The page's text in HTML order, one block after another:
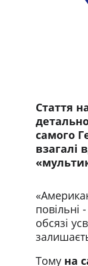
Стаття
самого
взагалі
обсязі
Тому на